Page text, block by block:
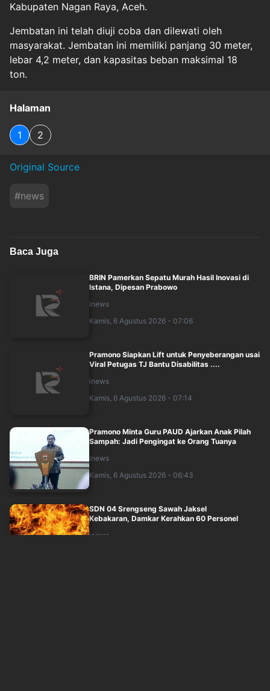
Kabupaten Nagan Raya, Aceh.
Jembatan ini telah diuji coba dan dilewati oleh
masyarakat. Jembatan ini memiliki panjang 30 meter,
lebar 4,2 meter, dan kapasitas beban maksimal 18
ton.
Halaman
1 2
Original Source
#news
Baca Juga
BRIN Pamerkan Sepatu Murah Hasil Inovasi di
Istana, Dipesan Prabowo
inews
Kamis, 6 Agustus 2026 - 07:06
Pramono Siapkan Lift untuk Penyeberangan usai
Viral Petugas TJ Bantu Disabilitas ....
inews
Kamis, 6 Agustus 2026 - 07:14
Pramono Minta Guru PAUD Ajarkan Anak Pilah
Sampah: Jadi Pengingat ke Orang Tuanya
inews
Kamis, 6 Agustus 2026 - 06:43
SDN 04 Srengseng Sawah Jaksel
Kebakaran, Damkar Kerahkan 60 Personel
inews